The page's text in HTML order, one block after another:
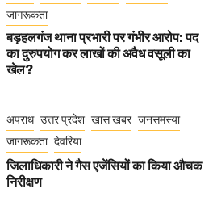
जागरूकता
बड़हलगंज थाना प्रभारी पर गंभीर आरोप: पद
का दुरुपयोग कर लाखों की अवैध वसूली का
खेल?
अपराध उत्तर प्रदेश खास खबर जनसमस्या
जागरूकता देवरिया
जिलाधिकारी ने गैस एजेंसियों का किया औचक
निरीक्षण